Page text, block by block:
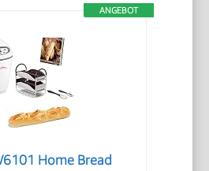
ANGEBOT
Home Bread